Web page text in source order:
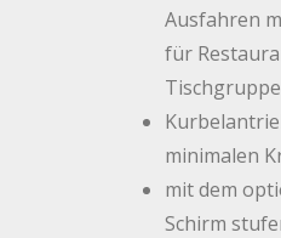
Ausfahren
für
minimalen
mit dem
Schirm